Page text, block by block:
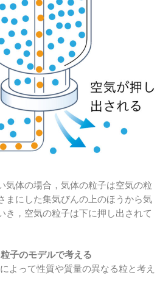
気体の場合，気体の粒子は空気の粒
まにした集気びんの上のほうから気
き，空気の粒子は下に押し出されて
子のモデルで考える
よって性質や質量の異なる粒と考え